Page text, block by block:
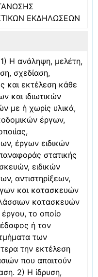
ΕΚΔΗΛΩΣΕΩΝ
1) Η ανάληψη, μελέτη,
σχεδίαση,
και εκτέλεση κάθε
και ιδιωτικών
με ή χωρίς υλικά,
έργων,
έργων ειδικών
στατικής
ειδικών
αντιστηρίξεων,
και κατασκευών
κατασκευών
το οποίο
ή τον
των
την εκτέλεση
που απαιτούν
2) Η ίδρυση,